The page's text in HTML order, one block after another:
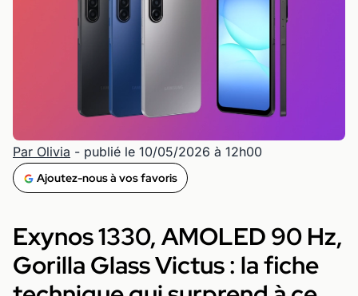
Par Olivia - publié le 10/05/2026 à 12h00
Ajoutez-nous à vos favoris
Exynos 1330, AMOLED 90 Hz,
Gorilla Glass Victus : la fiche